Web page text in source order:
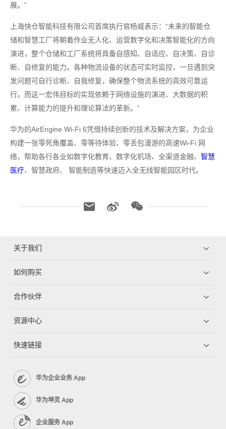
展。”
上海快仓智能科技有限公司首席执行官杨威表示：“未来的智能仓
储和智慧工厂将朝着作业无人化、运营数字化和决策智能化的方向
演进，整个仓储和工厂系统将具备自感知、自适应、自决策、自诊
断、自修复的能力。各种物流设备的状态可实时监控，一旦遇到突
发问题可自行诊断、自我修复，确保整个物流系统的高效可靠运
行。而这一宏伟目标的实现依赖于网络设施的演进、大数据的积
累、计算能力的提升和理论算法的革新。”
华为的AirEngine Wi-Fi 6凭借持续创新的技术及解决方案，为企业
构建一张零死角覆盖、零等待体验、零丢包漫游的高速Wi-Fi 网
络，帮助各行各业如数字化教育、数字化机场、全渠道金融、 智慧
医疗、智慧政府、 智能制造等快速迈入全无线智能园区时代。
关于我们
如何购买
合作伙伴
资源中心
快速链接
华为企业业务 App
华为坤灵 App
企业服务 App